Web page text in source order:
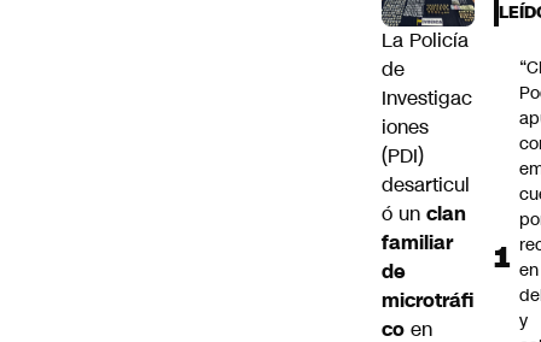
La Policía
de
Investigac
iones
(PDI)
desarticul
ó un clan
familiar
de
microtráfi
co en
y